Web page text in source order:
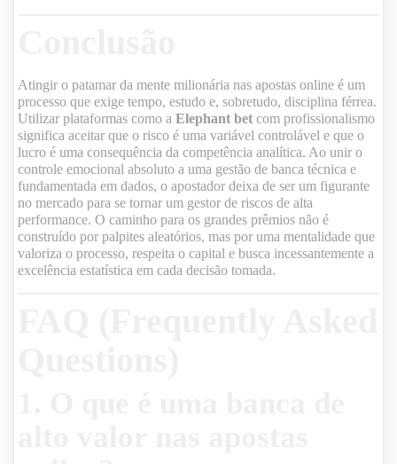
Atingir o patamar da mente milionária nas apostas online é um
processo que exige tempo, estudo e, sobretudo, disciplina férrea.
Utilizar plataformas como a Elephant bet com profissionalismo
significa aceitar que o risco é uma variável controlável e que o
lucro é uma consequência da competência analítica. Ao unir o
controle emocional absoluto a uma gestão de banca técnica e
fundamentada em dados, o apostador deixa de ser um figurante
no mercado para se tornar um gestor de riscos de alta
performance. O caminho para os grandes prêmios não é
construído por palpites aleatórios, mas por uma mentalidade que
valoriza o processo, respeita o capital e busca incessantemente a
excelência estatística em cada decisão tomada.